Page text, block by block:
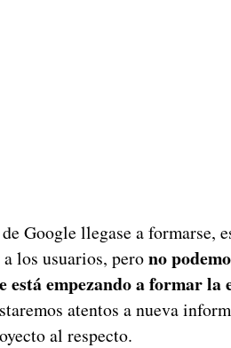
Google llegase a formarse,
los usuarios, perono
está empezando a formar la
atentos a nueva
al respecto.